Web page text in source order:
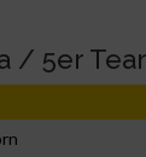
/ 5er